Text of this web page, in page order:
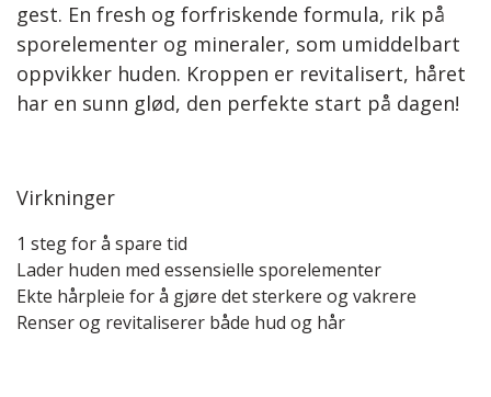
gest. En fresh og forfriskende formula, rik på
sporelementer og mineraler, som umiddelbart
oppvikker huden. Kroppen er revitalisert, håret
har en sunn glød, den perfekte start på dagen!
Virkninger
1 steg for å spare tid
Lader huden med essensielle sporelementer
Ekte hårpleie for å gjøre det sterkere og vakrere
Renser og revitaliserer både hud og hår